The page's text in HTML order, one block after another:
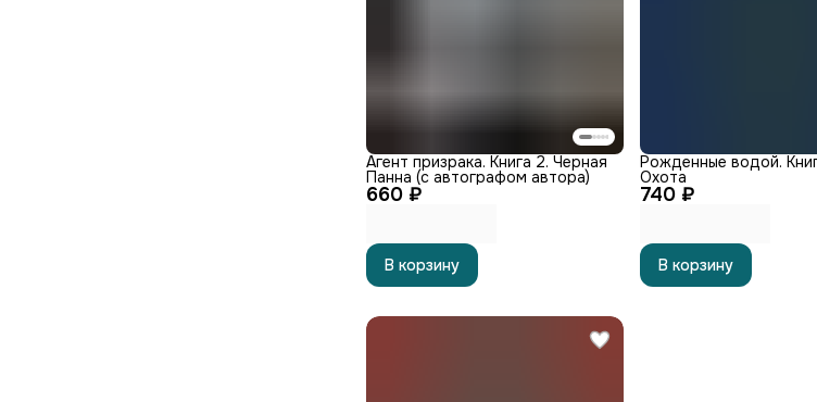
660 ₽
Агент призрака. Книга 2. Черная
Панна (с автографом автора)
В корзину
740 ₽
Рожденные водой.
Охота
В корзину